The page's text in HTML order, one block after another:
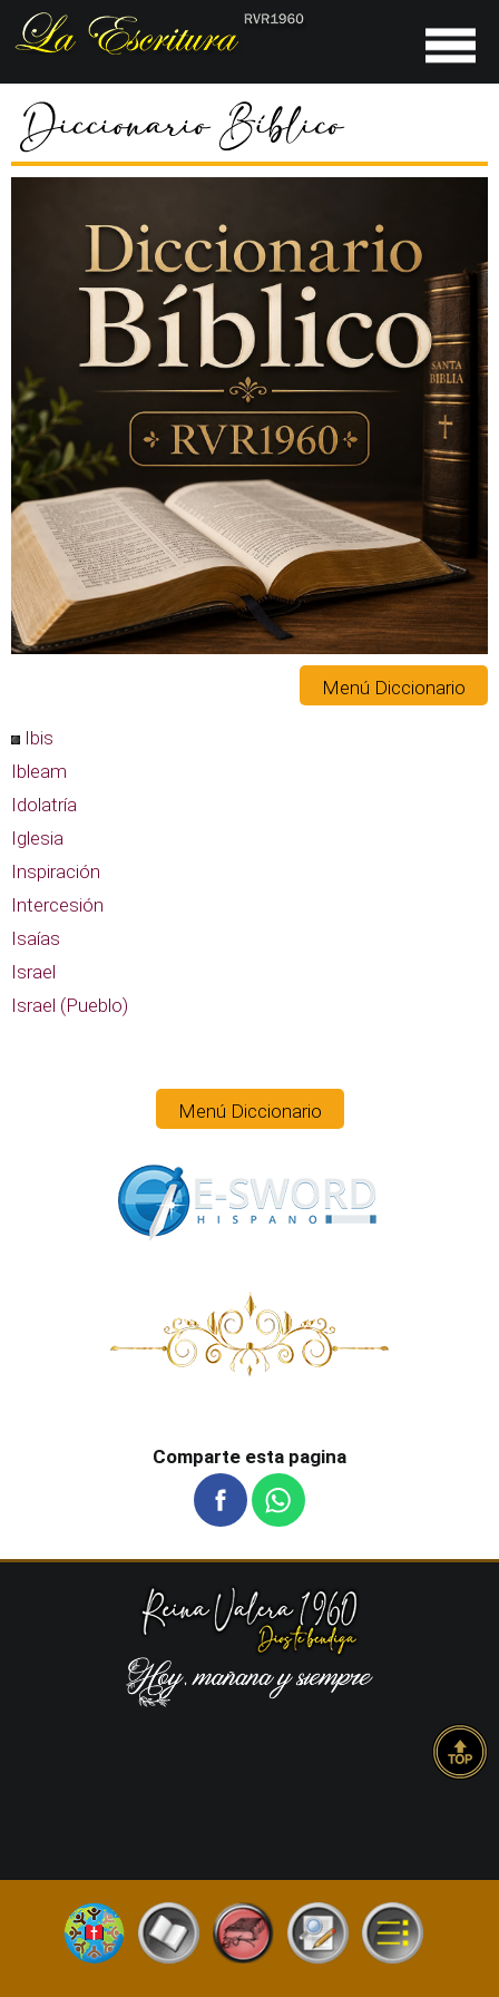
Menú Diccionario
Ibis
Ibleam
Idolatría
Iglesia
Inspiración
Intercesión
Isaías
Israel
Israel (Pueblo)
Menú Diccionario
Comparte esta pagina
Copyright © 2026 La Escritura | RVR1960